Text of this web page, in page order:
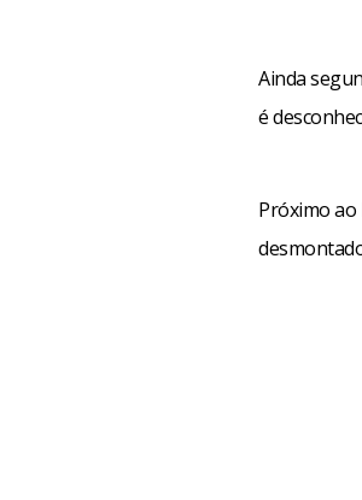
Ainda
é
Próximo